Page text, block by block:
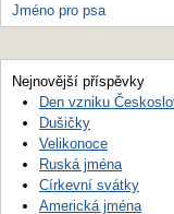
Jméno pro psa
Nejnovější příspěvky
Den vzniku
Dušičky
Velikonoce
Ruská jména
Církevní svátky
Americká jména